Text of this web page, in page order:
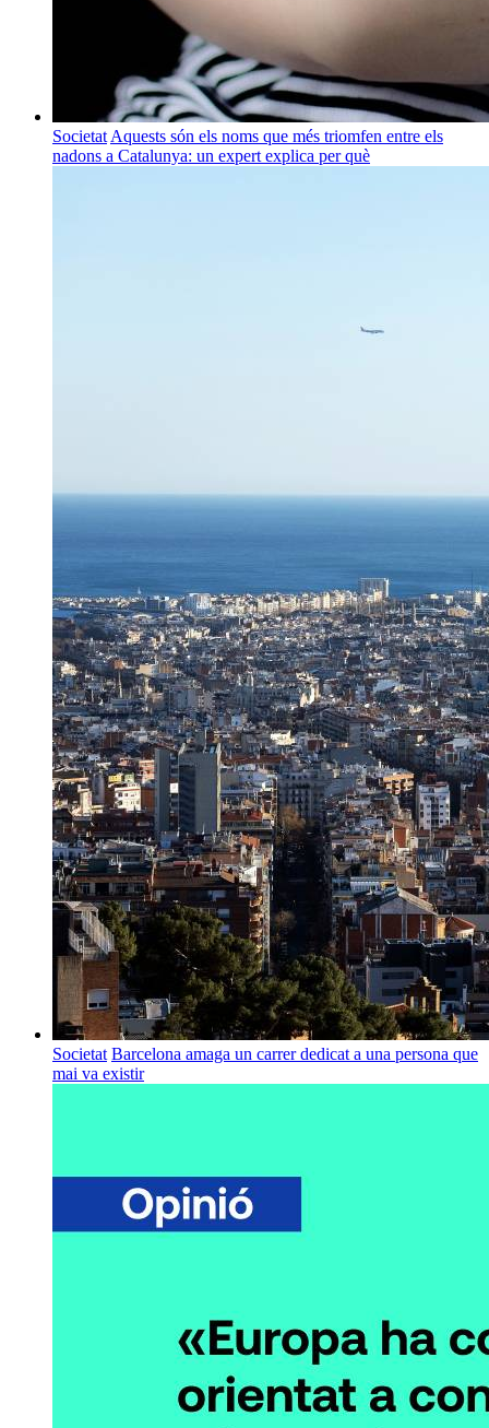
Societat Aquests són els noms que més triomfen entre els
nadons a Catalunya: un expert explica per què
Societat Barcelona amaga un carrer dedicat a una persona que
mai va existir